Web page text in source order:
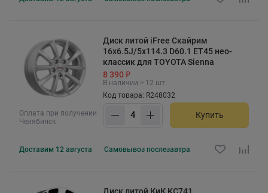
Оплата при получении
Челябинск
Диск литой iFree Скайрим
16x6.5J/5x114.3 D60.1 ET45 нео-
классик для TOYOTA Sienna
8 390 ₽
В наличии > 12 шт.
Код товара: R248032
Купить
Доставим 12 августа Самовывоз послезавтра